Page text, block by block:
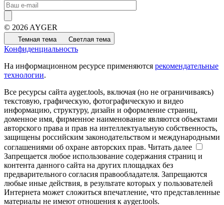
© 2026 AYGER
Темная тема Светлая тема
Конфиденциальность
На информационном ресурсе применяются рекомендательные
технологии.
Все ресурсы сайта ayger.tools, включая (но не ограничиваясь)
текстовую, графическую, фотографическую и видео
информацию, структуру, дизайн и оформление страниц,
доменное имя, фирменное наименование являются объектами
авторского права и прав на интеллектуальную собственность,
защищены российским законодательством и международными
соглашениями об охране авторских прав. Читать далее
Запрещается любое использование содержания страниц и
контента данного сайта на других площадках без
предварительного согласия правообладателя. Запрещаются
любые иные действия, в результате которых у пользователей
Интернета может сложиться впечатление, что представленные
материалы не имеют отношения к ayger.tools.